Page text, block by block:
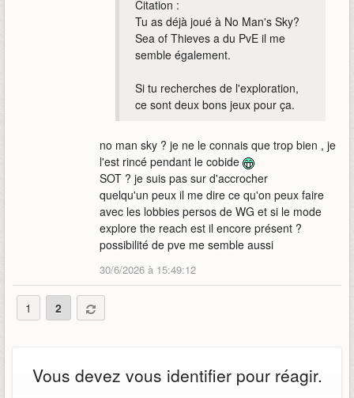
Citation :
Tu as déjà joué à No Man's Sky?
Sea of Thieves a du PvE il me
semble également.
Si tu recherches de l'exploration,
ce sont deux bons jeux pour ça.
no man sky ? je ne le connais que trop bien , je
l'est rincé pendant le cobide
SOT ? je suis pas sur d'accrocher
quelqu'un peux il me dire ce qu'on peux faire
avec les lobbies persos de WG et si le mode
explore the reach est il encore présent ?
possibilité de pve me semble aussi
30/6/2026 à 15:49:12
1 2
Vous devez vous identifier pour réagir.